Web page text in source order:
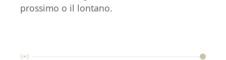
prossimo o il lontano.